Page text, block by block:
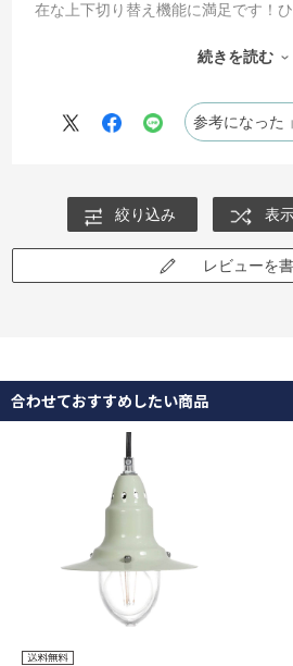
在な上下切り替え機能に満足です！
振って使ってます。
続きを読む
参考になった
絞り込み 表
レビューを書
合わせておすすめしたい商品